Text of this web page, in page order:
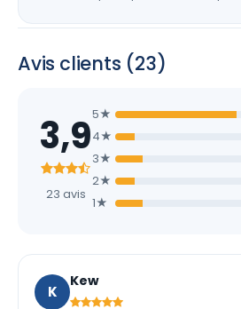
Avis clients (23)
3,9
23 avis
5★
4★
3★
2★
1★
K
Kew